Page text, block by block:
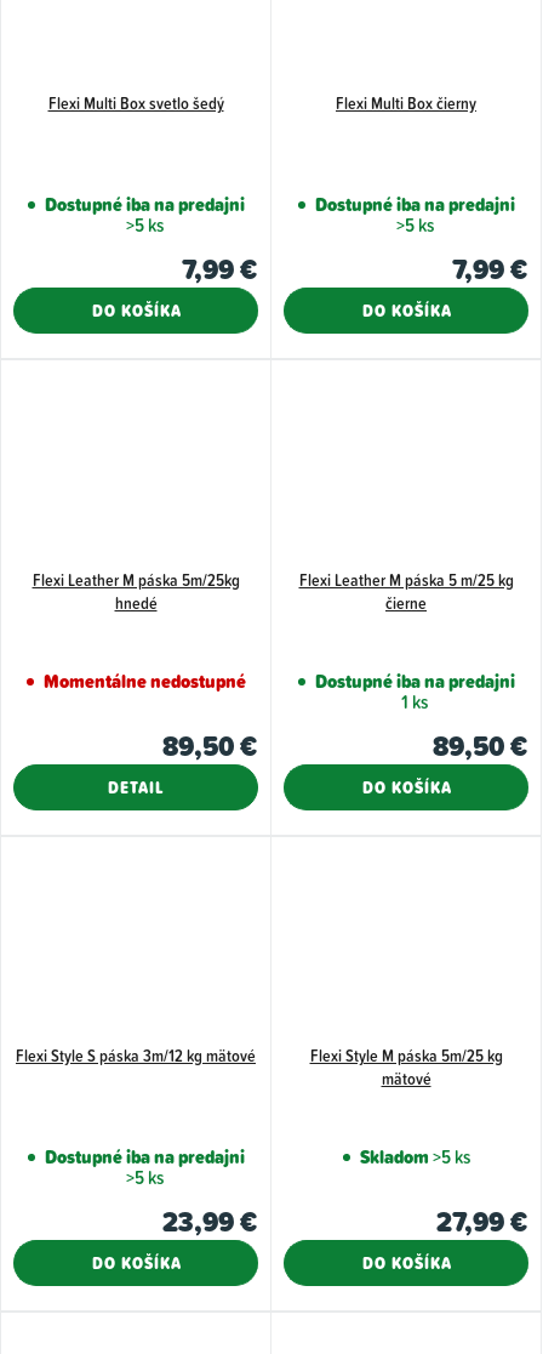
Flexi Multi Box svetlo šedý
Dostupné iba na predajni
>5 ks
7,99 €
DO KOŠÍKA
Flexi Multi Box čierny
Dostupné iba na predajni
>5 ks
7,99 €
DO KOŠÍKA
Flexi Leather M páska 5m/25kg
hnedé
Momentálne nedostupné
89,50 €
DETAIL
Flexi Leather M páska 5 m/25 kg
čierne
Dostupné iba na predajni
1 ks
89,50 €
DO KOŠÍKA
Flexi Style S páska 3m/12 kg mätové
Dostupné iba na predajni
>5 ks
23,99 €
DO KOŠÍKA
Flexi Style M páska 5m/25 kg
mätové
Skladom>5 ks
27,99 €
DO KOŠÍKA